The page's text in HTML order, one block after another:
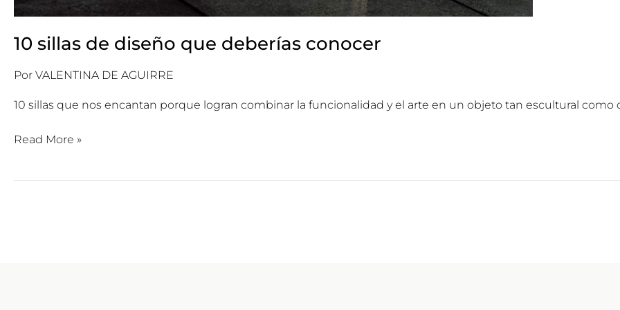
10 sillas de diseño que deberías conocer
Por VALENTINA DE AGUIRRE
10 sillas que nos encantan porque logran combinar la funcionalidad y el arte en un objeto tan escultural como
Read More »